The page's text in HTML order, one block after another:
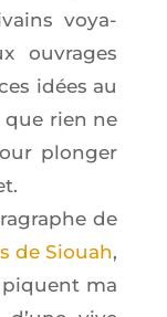
voya­
ouvrages
idées au
que rien ne
plon­ger
de
de Siouah,
ma